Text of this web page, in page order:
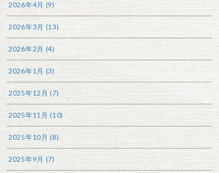
2026年4月 (9)
2026年3月 (13)
2026年2月 (4)
2026年1月 (3)
2025年12月 (7)
2025年11月 (10)
2025年10月 (8)
2025年9月 (7)